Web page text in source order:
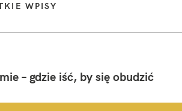
WPISY
– gdzie iść, by się obudzić